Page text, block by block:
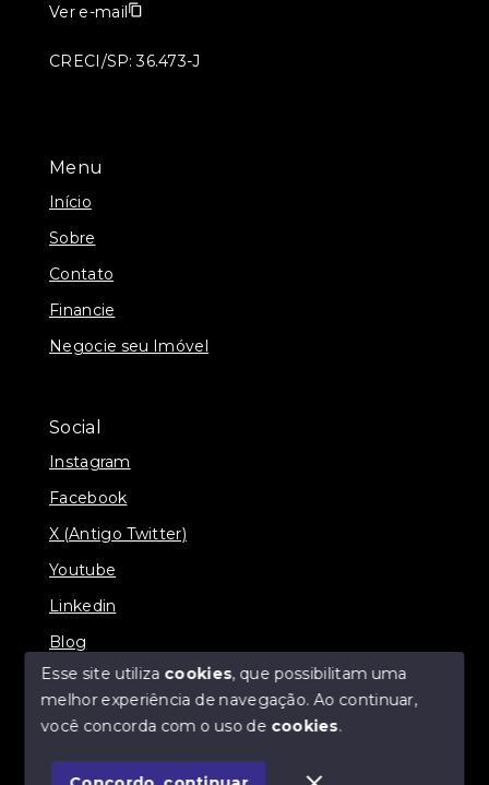
Menu
Início
Sobre
Contato
Financie
Negocie seu Imóvel
Social
Instagram
Facebook
X (Antigo Twitter)
Youtube
Linkedin
Blog
© Copyright 2026 - Imobiliária SÃO VICENTE
Ver e-mail
CRECI/SP: 36.473-J
Esse site utiliza cookies, que possibilitam uma
melhor experiência de navegação.Ao continuar,
você concorda com o uso de cookies.